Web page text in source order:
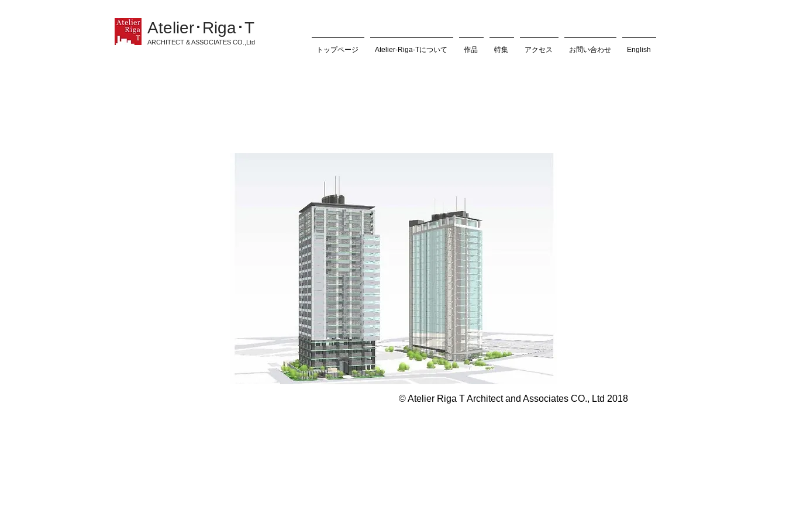
Atelier･Riga･T
ARCHITECT & ASSOCIATES CO.,Ltd
トップページ Atelier-Riga-Tについて 作品 特集 アクセス お問い合わせ English
© Atelier Riga T Architect and Associates CO., Ltd 2018